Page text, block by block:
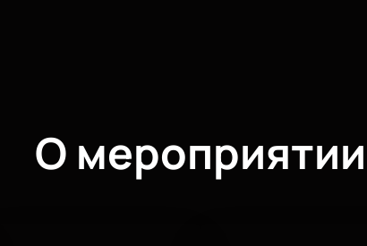
О мероприятии